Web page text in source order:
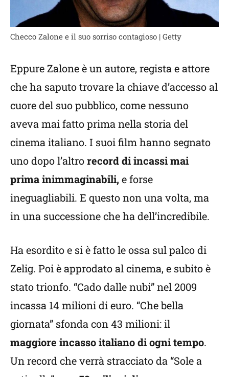
Checco Zalone e il suo sorriso contagioso | Getty
Eppure Zalone è un autore, regista e attore
che ha saputo trovare la chiave d’accesso al
cuore del suo pubblico, come nessuno
aveva mai fatto prima nella storia del
cinema italiano. I suoi film hanno segnato
uno dopo l’altrorecord di incassi mai
prima inimmaginabili, e forse
ineguagliabili. E questo non una volta, ma
in una successione che ha dell’incredibile.
Ha esordito e si è fatto le ossa sul palco di
Zelig. Poi è approdato al cinema, e subito è
stato trionfo. “Cado dalle nubi” nel 2009
incassa 14 milioni di euro. “Che bella
giornata” sfonda con 43 milioni: il
maggiore incasso italiano di ogni tempo.
Un record che verrà stracciato da “Sole a